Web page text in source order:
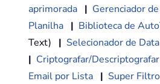
aprimorada | Gerenciador
Planilha | Biblioteca de
Text) | Selecionador de Data
| Criptografar/
Email por Lista | Super Filtro